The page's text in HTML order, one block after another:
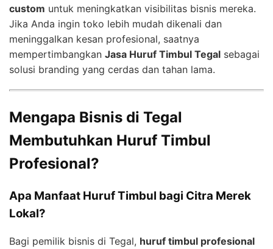
custom untuk meningkatkan visibilitas bisnis mereka.
Jika Anda ingin toko lebih mudah dikenali dan
meninggalkan kesan profesional, saatnya
mempertimbangkan Jasa Huruf Timbul Tegal sebagai
solusi branding yang cerdas dan tahan lama.
Mengapa Bisnis di Tegal
Membutuhkan Huruf Timbul
Profesional?
Apa Manfaat Huruf Timbul bagi Citra Merek
Lokal?
Bagi pemilik bisnis di Tegal, huruf timbul profesional